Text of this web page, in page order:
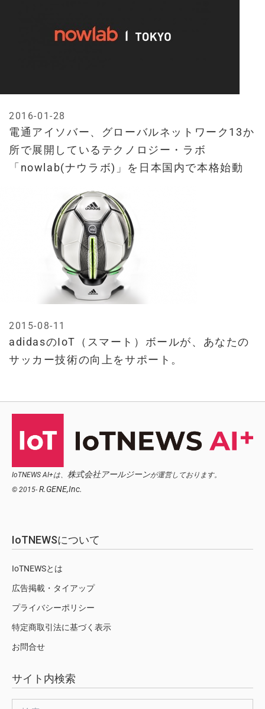
電通アイソバー、グローバルネットワーク13か
所で展開しているテクノロジー・ラボ
「nowlab(ナウラボ)」を日本国内で本格始動
2016-01-28
adidasのIoT（スマート）ボールが、あなたの
サッカー技術の向上をサポート。
2015-08-11
IoTNEWS AI+は、 株式会社アールジーンが運営しております。
© 2015- R.GENE,Inc.
IoTNEWSについて
IoTNEWSとは
広告掲載・タイアップ
プライバシーポリシー
特定商取引法に基づく表示
お問合せ
サイト内検索